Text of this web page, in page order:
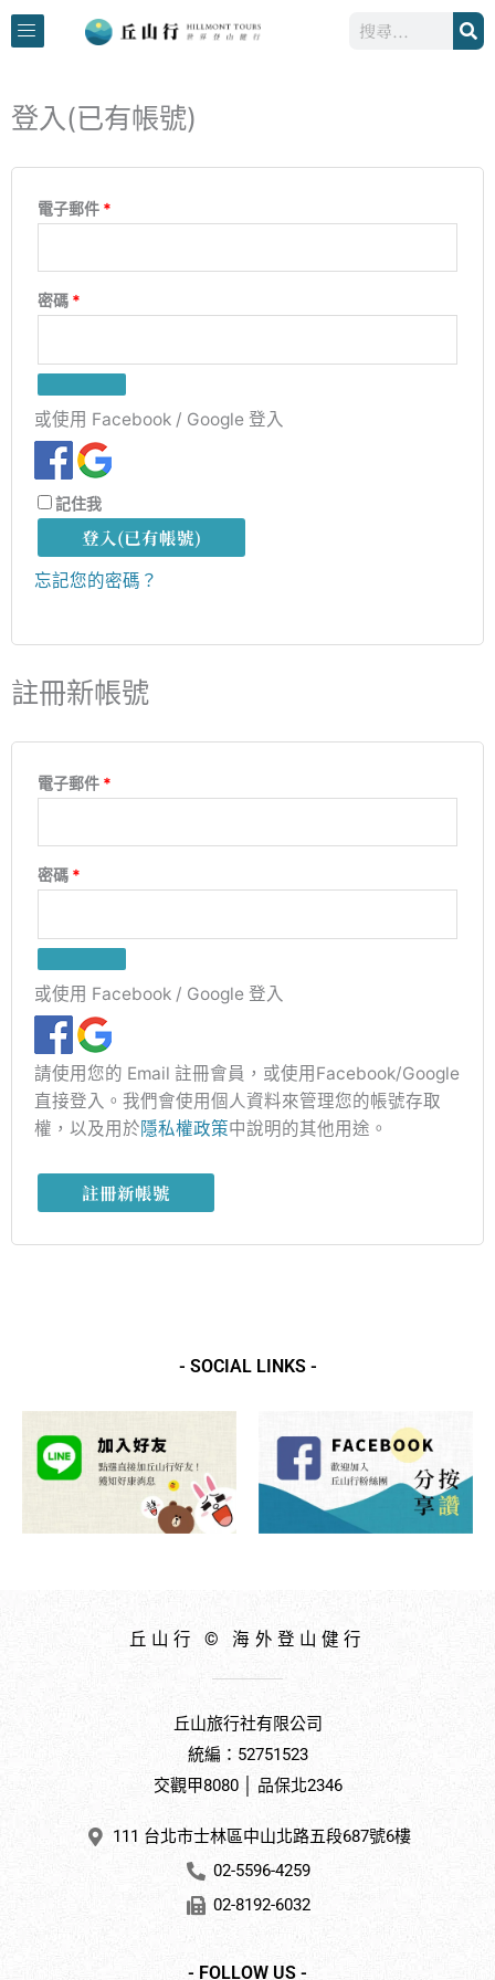
跳
至
內
搜
登入(已有帳號)
電子郵件 *
必
密碼 *
必
或使用 Facebook / Google 登入
記住我
登入(已有帳號)
忘記您的密碼？
註冊新帳號
電子郵件 *
必
密碼 *
必
或使用 Facebook / Google 登入
請使用您的 Email 註冊會員，或使用Facebook/Google
直接登入。我們會使用個人資料來管理您的帳號存取
權，以及用於隱私權政策中說明的其他用途。
註冊新帳號
- SOCIAL LINKS -
丘山行 © 海外登山健行
丘山旅行社有限公司
統編：52751523
交觀甲8080 │ 品保北2346
111 台北市士林區中山北路五段687號6樓
02-5596-4259
02-8192-6032
- FOLLOW US -